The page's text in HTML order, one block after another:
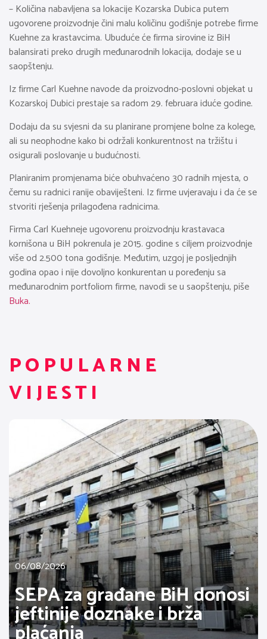
– Količina nabavljena sa lokacije Kozarska Dubica putem
ugovorene proizvodnje čini malu količinu godišnje potrebe firme
Kuehne za krastavcima. Ubuduće će firma sirovine iz BiH
balansirati preko drugih međunarodnih lokacija, dodaje se u
saopštenju.
Iz firme Carl Kuehne navode da proizvodno-poslovni objekat u
Kozarskoj Dubici prestaje sa radom 29. februara iduće godine.
Dodaju da su svjesni da su planirane promjene bolne za kolege,
ali su neophodne kako bi održali konkurentnost na tržištu i
osigurali poslovanje u budućnosti.
Planiranim promjenama biće obuhvaćeno 30 radnih mjesta, o
čemu su radnici ranije obaviješteni. Iz firme uvjeravaju i da će se
stvoriti rješenja prilagođena radnicima.
Firma Carl Kuehneje ugovorenu proizvodnju krastavaca
kornišona u BiH pokrenula je 2015. godine s ciljem proizvodnje
više od 2.500 tona godišnje. Međutim, uzgoj je posljednjih
godina opao i nije dovoljno konkurentan u poređenju sa
međunarodnim portfoliom firme, navodi se u saopštenju, piše
Buka.
POPULARNE
VIJESTI
06/08/2026
SEPA za građane BiH donosi
jeftinije doznake i brža